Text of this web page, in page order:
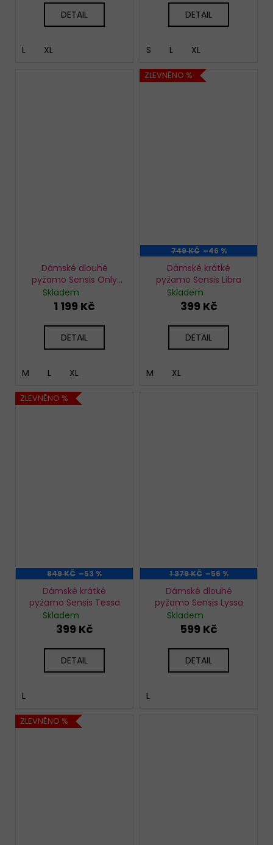
DETAIL
L XL
DETAIL
S L XL
Dámské dlouhé
pyžamo Sensis Only
Love
Skladem
1 199 Kč
DETAIL
M L XL
ZLEVNĚNO %
749 KČ –46 %
Dámské krátké
pyžamo Sensis Libra
Skladem
399 Kč
DETAIL
M XL
ZLEVNĚNO %
849 KČ –53 %
Dámské krátké
pyžamo Sensis Tessa
Skladem
399 Kč
DETAIL
L
1 379 KČ –56 %
Dámské dlouhé
pyžamo Sensis Lyssa
Skladem
599 Kč
DETAIL
L
ZLEVNĚNO %